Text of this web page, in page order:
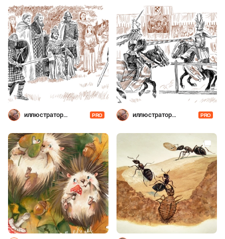
иллюстратор
PRO
иллюстратор
PRO